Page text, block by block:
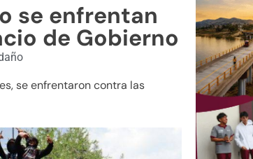
se enfrentan
de Gobierno
se enfrentaron contra las